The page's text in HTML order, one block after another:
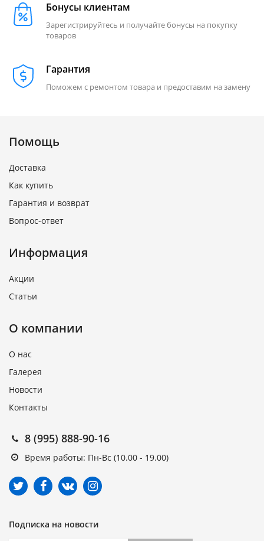
Бонусы клиентам
Зарегистрируйтесь и получайте бонусы на покупку
товаров
Гарантия
Поможем с ремонтом товара и предоставим на замену
Помощь
Доставка
Как купить
Гарантия и возврат
Вопрос-ответ
Информация
Акции
Статьи
О компании
О нас
Галерея
Новости
Контакты
8 (995) 888-90-16
Время работы: Пн-Вс (10.00 - 19.00)
Подписка на новости